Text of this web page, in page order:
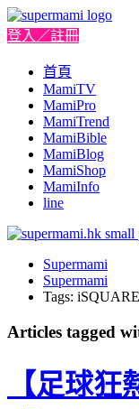
登入／註冊
首頁
MamiTV
MamiPro
MamiTrend
MamiBible
MamiBlog
MamiShop
MamiInfo
line
Supermami
Supermami
Tags:
Articles tagged
【足球